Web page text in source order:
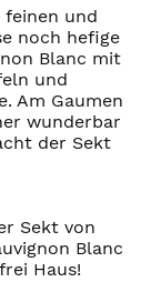
und
noch hefige
Blanc mit
und
Am Gaumen
wunderbar
der Sekt
Sekt von
Blanc
Haus!